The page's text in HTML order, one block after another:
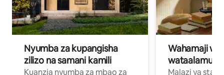
Nyumba za kupangisha
zilizo na samani kamili
Kuanzia nyumba za mbao za
Wahamaji
wataalamu
Malazi ya